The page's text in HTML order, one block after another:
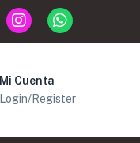
Mi Cuenta
Login/Register